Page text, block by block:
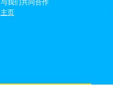
与我们共同合作
主页